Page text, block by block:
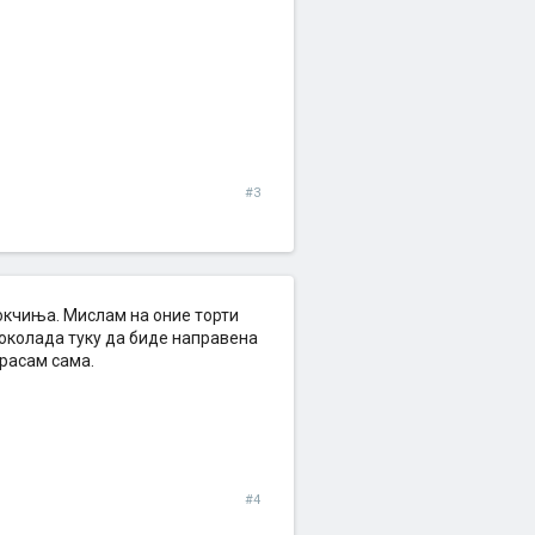
#3
Мислам на оние торти
туку да биде направена
сама.
#4